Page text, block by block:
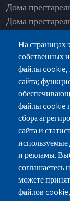
Дома
Дома
Дома
Дома
Дома
Дома
Дома
г.Нетания,
Ясмин, Этаж 2
На страницах
собственных
файлы cookie,
сайта;
файлы cookie
сбора
сайта и
используемые
и рекламы.
соглашаетесь
можете
файлов cookie,